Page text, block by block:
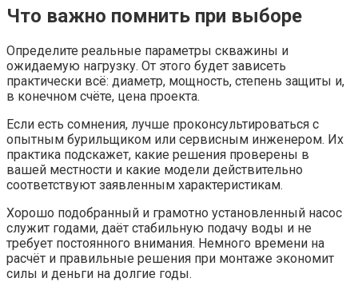
Что важно помнить при выборе
Определите реальные параметры скважины и
ожидаемую нагрузку. От этого будет зависеть
практически всё: диаметр, мощность, степень защиты и,
в конечном счёте, цена проекта.
Если есть сомнения, лучше проконсультироваться с
опытным бурильщиком или сервисным инженером. Их
практика подскажет, какие решения проверены в
вашей местности и какие модели действительно
соответствуют заявленным характеристикам.
Хорошо подобранный и грамотно установленный насос
служит годами, даёт стабильную подачу воды и не
требует постоянного внимания. Немного времени на
расчёт и правильные решения при монтаже экономит
силы и деньги на долгие годы.